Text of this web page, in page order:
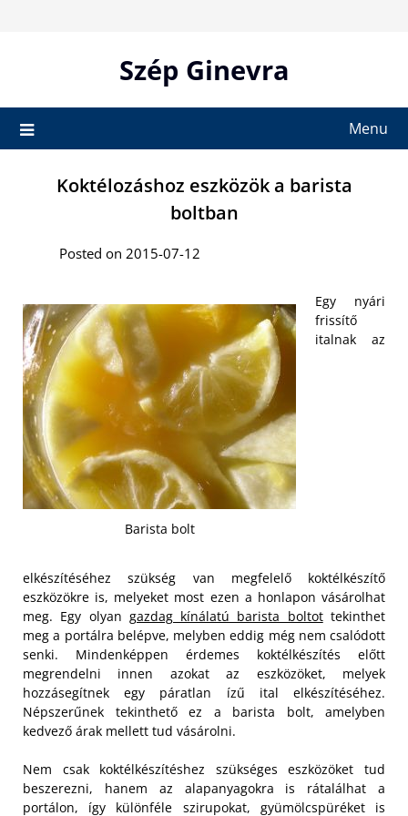
Szép Ginevra
Menu
Koktélozáshoz eszközök a barista
boltban
Posted on 2015-07-12
Barista bolt
Egy nyári
frissítő
italnak az
elkészítéséhez szükség van megfelelő koktélkészítő
eszközökre is, melyeket most ezen a honlapon vásárolhat
meg. Egy olyan gazdag kínálatú barista boltottekinthet
meg a portálra belépve, melyben eddig még nem csalódott
senki. Mindenképpen érdemes koktélkészítés előtt
megrendelni innen azokat az eszközöket, melyek
hozzásegítnek egy páratlan ízű ital elkészítéséhez.
Népszerűnek tekinthető ez a barista bolt, amelyben
kedvező árak mellett tud vásárolni.
Nem csak koktélkészítéshez szükséges eszközöket tud
beszerezni, hanem az alapanyagokra is rátalálhat a
portálon, így különféle szirupokat, gyümölcspüréket is